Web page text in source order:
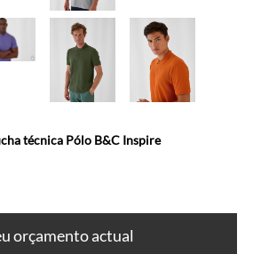
técnica Pólo B&C Inspire
orçamento actual